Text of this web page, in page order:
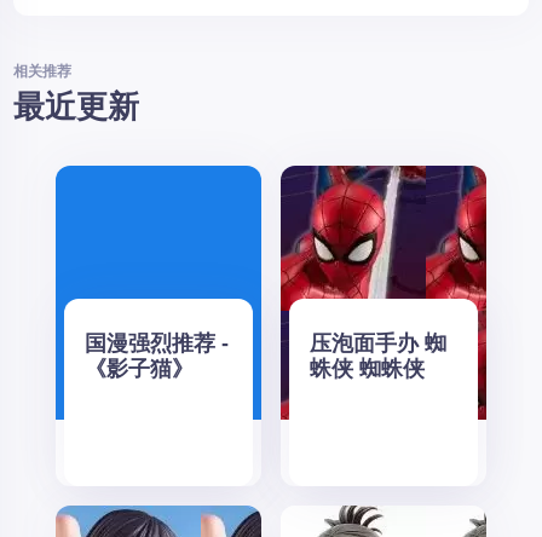
相关推荐
最近更新
国漫强烈推荐 -
《影子猫》
压泡面手办 蜘
蛛侠 蜘蛛侠